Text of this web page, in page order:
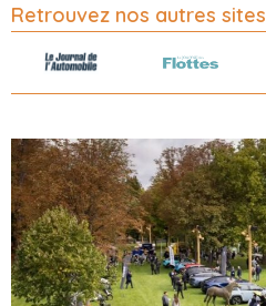
Retrouvez nos autres sites